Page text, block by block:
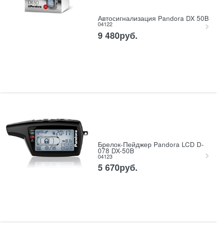
Автосигнализация Pandora DX 50B
04122
9 480руб.
Брелок-Пейджер Pandora LCD D-
078 DX-50B
04123
5 670руб.